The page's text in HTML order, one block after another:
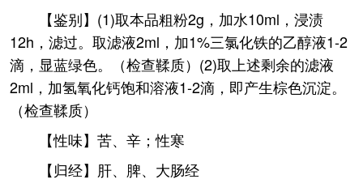
【鉴别】(1)取本品粗粉2g，加水10ml，浸渍
12h，滤过。取滤液2ml，加1%三氯化铁的乙醇液1-2
滴，显蓝绿色。（检查鞣质）(2)取上述剩余的滤液
2ml，加氢氧化钙饱和溶液1-2滴，即产生棕色沉淀。
（检查鞣质）
【性味】苦、辛；性寒
【归经】肝、脾、大肠经